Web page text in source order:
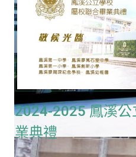
2024-2025 鳳溪
業典禮